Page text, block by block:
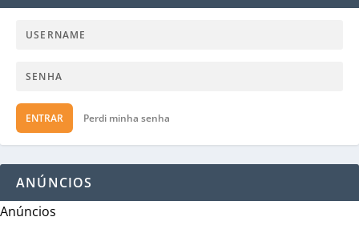
ENTRAR Perdi minha senha
ANÚNCIOS
Anúncios